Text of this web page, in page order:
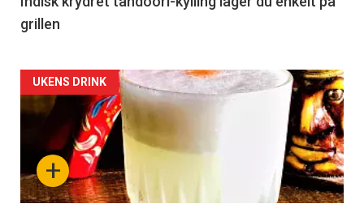
grillen
Forsiden
akkurat
nå
-
+
UKENS DRINK